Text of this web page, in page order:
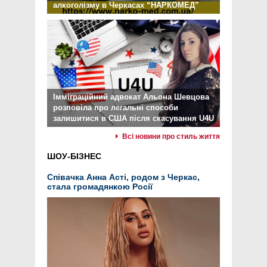
алкоголізму в Черкасах “НАРКОМЕД”
Імміграційний адвокат Альона Шевцова
розповіла про легальні способи
залишитися в США після скасування U4U
Всі новини про стиль життя
ШОУ-БІЗНЕС
Співачка Анна Асті, родом з Черкас,
стала громадянкою Росії